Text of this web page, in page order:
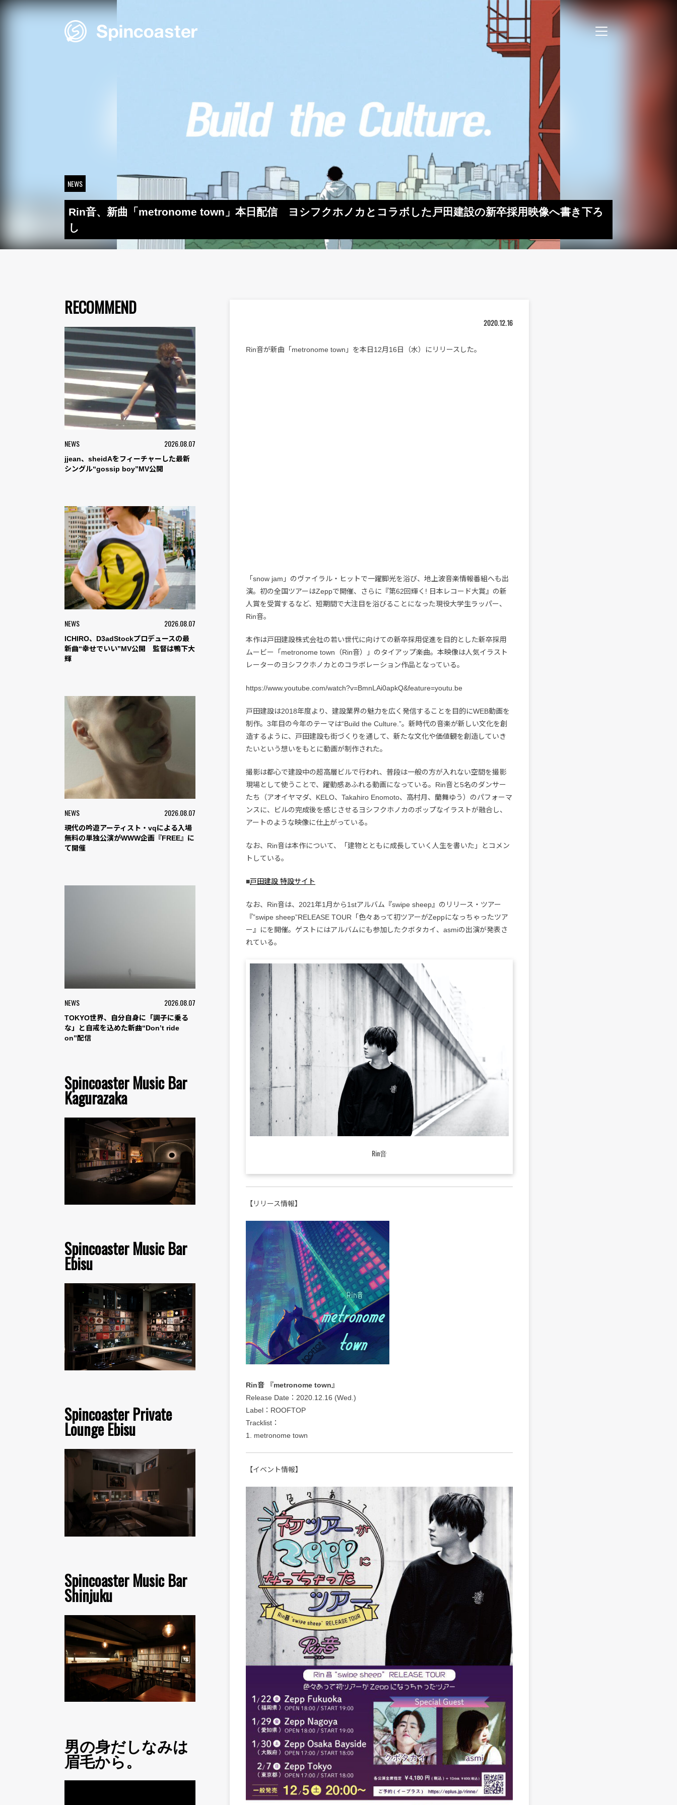
Skip
NEWS
Rin音、新曲「metronome town」本日配信 ヨシフクホノカとコラボした戸田建設の新卒採用映像へ書き下ろ
し
RECOMMEND
NEWS 2026.08.07
jjean、sheidAをフィーチャーした最新
シングル“gossip boy”MV公開
NEWS 2026.08.07
ICHIRO、D3adStockプロデュースの最
新曲“幸せでいい”MV公開 監督は鴨下大
輝
NEWS 2026.08.07
現代の吟遊アーティスト・vqによる入場
無料の単独公演がWWW企画『FREE』に
て開催
NEWS 2026.08.07
TOKYO世界、自分自身に「調子に乗る
な」と自戒を込めた新曲“Don’t ride
on”配信
Spincoaster Music Bar
Kagurazaka
Spincoaster Music Bar
Ebisu
Spincoaster Private
Lounge Ebisu
Spincoaster Music Bar
Shinjuku
男の身だしなみは
眉毛から。
2020.12.16
Rin音が新曲「metronome town」を本日12月16日（水）にリリースした。
「snow jam」のヴァイラル・ヒットで一躍脚光を浴び、地上波音楽情報番組へも出
演。初の全国ツアーはZeppで開催、さらに『第62回輝く! 日本レコード大賞』の新
人賞を受賞するなど、短期間で大注目を浴びることになった現役大学生ラッパー、
Rin音。
本作は戸田建設株式会社の若い世代に向けての新卒採用促進を目的とした新卒採用
ムービー「metronome town（Rin音）」のタイアップ楽曲。本映像は人気イラスト
レーターのヨシフクホノカとのコラボレーション作品となっている。
https://www.youtube.com/watch?v=BmnLAi0apkQ&feature=youtu.be
戸田建設は2018年度より、建設業界の魅力を広く発信することを目的にWEB動画を
制作。3年目の今年のテーマは“Build the Culture.”。新時代の音楽が新しい文化を創
造するように、戸田建設も街づくりを通して、新たな文化や価値観を創造していき
たいという想いをもとに動画が制作された。
撮影は都心で建設中の超高層ビルで行われ、普段は一般の方が入れない空間を撮影
現場として使うことで、躍動感あふれる動画になっている。Rin音と5名のダンサー
たち（アオイヤマダ、KELO、Takahiro Enomoto、高村月、蘭舞ゆう）のパフォーマ
ンスに、ビルの完成後を感じさせるヨシフクホノカのポップなイラストが融合し、
アートのような映像に仕上がっている。
なお、Rin音は本作について、「建物とともに成長していく人生を書いた」とコメン
トしている。
■戸田建設 特設サイト
なお、Rin音は、2021年1月から1stアルバム『swipe sheep』のリリース・ツアー
『”swipe sheep”RELEASE TOUR「色々あって初ツアーがZeppになっちゃったツア
ー』にを開催。ゲストにはアルバムにも参加したクボタカイ、asmiの出演が発表さ
れている。
Rin音
【リリース情報】
Rin音 『metronome town』
Release Date：2020.12.16 (Wed.)
Label：ROOFTOP
Tracklist：
1. metronome town
【イベント情報】